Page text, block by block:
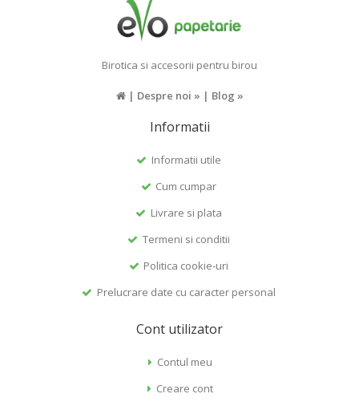
Birotica si accesorii pentru birou
| Despre noi » | Blog »
Informatii
Informatii utile
Cum cumpar
Livrare si plata
Termeni si conditii
Politica cookie-uri
Prelucrare date cu caracter personal
Cont utilizator
Contul meu
Creare cont